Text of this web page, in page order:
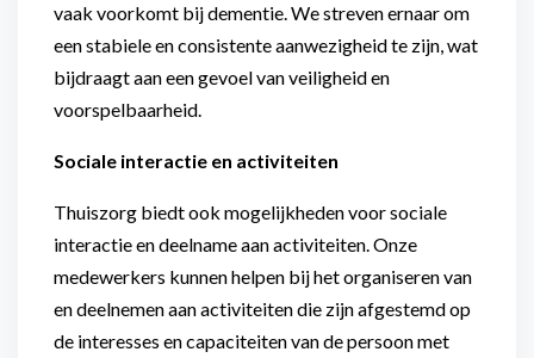
vaak voorkomt bij dementie. We streven ernaar om
een stabiele en consistente aanwezigheid te zijn, wat
bijdraagt aan een gevoel van veiligheid en
voorspelbaarheid.
Sociale interactie en activiteiten
Thuiszorg biedt ook mogelijkheden voor sociale
interactie en deelname aan activiteiten. Onze
medewerkers kunnen helpen bij het organiseren van
en deelnemen aan activiteiten die zijn afgestemd op
de interesses en capaciteiten van de persoon met